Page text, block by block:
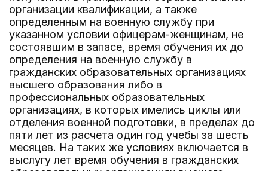
организации квалификации, а также
определенным на военную службу при
указанном условии офицерам-женщинам, не
состоявшим в запасе, время обучения их до
определения на военную службу в
гражданских образовательных организациях
высшего образования либо в
профессиональных образовательных
организациях, в которых имелись циклы или
отделения военной подготовки, в пределах до
пяти лет из расчета один год учебы за шесть
месяцев. На таких же условиях включается в
выслугу лет время обучения в гражданских